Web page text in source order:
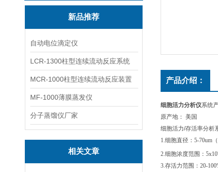
新品推荐
自动电位滴定仪
LCR-1300柱型连续流动反应系统
MCR-1000柱型连续流动反应装置
MF-1000薄膜蒸发仪
分子蒸馏仪厂家
相关文章
产品介绍：
细胞活力分析仪系统
原产地： 美国
细胞活力/存活率分析
1.细胞直径：5-70um
2.细胞浓度范围：5x10
3.存活力范围：20-